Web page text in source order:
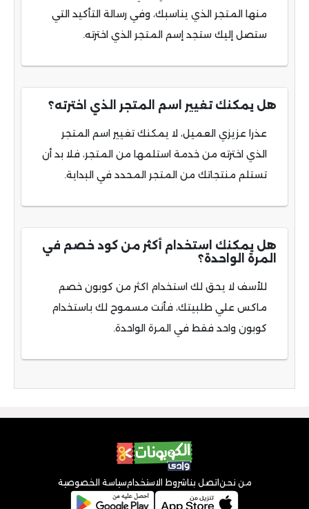
منها المتجر الذي يناسبك، وفي رسالة التأكيد التي
ستصل إليك ستجد إسم المتجر الذي اخترته.
هل يمكنك تغيير اسم المتجر الذي اخترته؟
عذرا عزيزي العميل، لا يمكنك تغيير اسم المتجر
الذي اخترته من خدمة استلمها من المتجر، فلا بد أن
تستلم منتجاتك من المتجر المحدد في البداية.
هل يمكنك استخدام أكثر من كود خصم في
المرة الواحدة؟
للأسف لا يحق لك استخدام اكثر من كوبون خصم
ماكس علي طلبيتك، فأنت مسموح لك باستخدام
كوبون واحد فقط في المرة الواحدة.
من نحن اتصل بنا شروط الاستخدامسياسة الخصوصية